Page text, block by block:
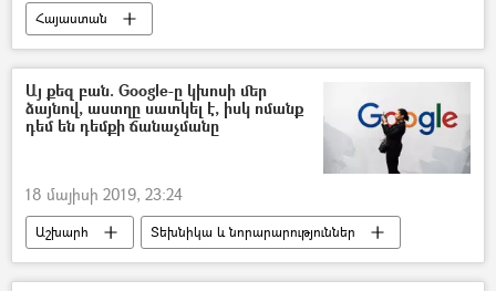
Հայաստան
Այ քեզ բան. Google-ը կխոսի մեր
ձայնով, աստղը սատկել է, իսկ ոմանք
դեմ են դեմքի ճանաչմանը
18 մայիսի 2019, 23:24
Աշխարհ Տեխնիկա և նորարարություններ